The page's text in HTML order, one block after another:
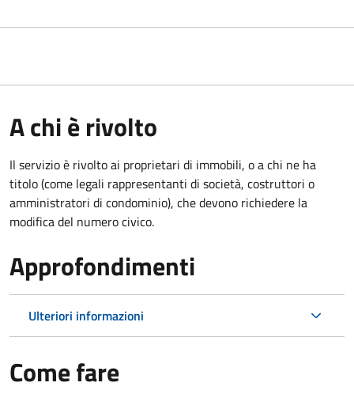
A chi è rivolto
Il servizio è rivolto ai proprietari di immobili, o a chi ne ha
titolo (come legali rappresentanti di società, costruttori o
amministratori di condominio), che devono richiedere la
modifica del numero civico.
Approfondimenti
Ulteriori informazioni
Come fare